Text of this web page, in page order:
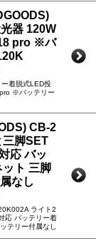
器 120W
pro ※バ
着脱式LED投
※バッテリー
CB-2
三脚SET
応 バッ
ト 三脚
なし
ライト2
応 バッテリー着
テリー付属なし